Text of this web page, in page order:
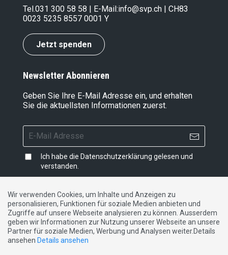
Tel.031 300 58 58 | E-Mail:info@svp.ch | CH83
0023 5235 8557 0001 Y
Jetzt spenden
Newsletter Abonnieren
Geben Sie Ihre E-Mail Adresse ein, und erhalten
Sie die aktuellsten Informationen zuerst.
Ich habe die Datenschutzerklärung gelesen und
verstanden.
Impressum |Datenschutzerklärung|Kontakt
DE FR IT
Wir verwenden Cookies, um Inhalte und Anzeigen zu
personalisieren, Funktionen für soziale Medien anbieten und
Zugriffe auf unsere Webseite analysieren zu können. Ausserdem
geben wir Informationen zur Nutzung unserer Webseite an unsere
Partner für soziale Medien, Werbung und Analysen weiter.Details
ansehen Details ansehen